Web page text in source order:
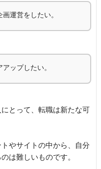
運営をしたい。
ップしたい。
とって、転職は新たな可
やサイトの中から、自分
は難しいものです。